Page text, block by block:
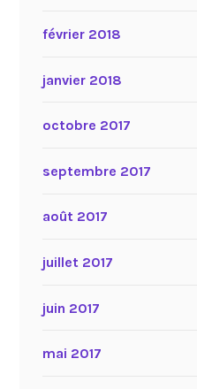
février 2018
janvier 2018
octobre 2017
septembre 2017
août 2017
juillet 2017
juin 2017
mai 2017